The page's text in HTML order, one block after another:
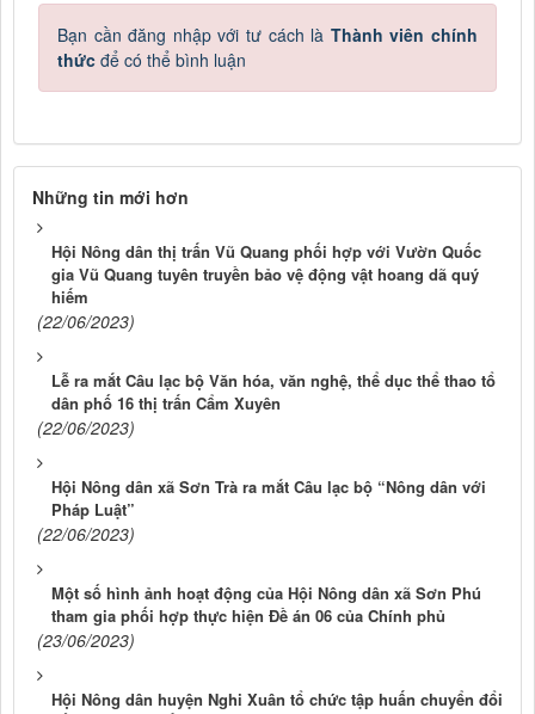
Bạn cần đăng nhập với tư cách là Thành viên chính
thức để có thể bình luận
Những tin mới hơn
Hội Nông dân thị trấn Vũ Quang phối hợp với Vườn Quốc
gia Vũ Quang tuyên truyền bảo vệ động vật hoang dã quý
hiếm
(22/06/2023)
Lễ ra mắt Câu lạc bộ Văn hóa, văn nghệ, thể dục thể thao tổ
dân phố 16 thị trấn Cẩm Xuyên
(22/06/2023)
Hội Nông dân xã Sơn Trà ra mắt Câu lạc bộ “Nông dân với
Pháp Luật”
(22/06/2023)
Một số hình ảnh hoạt động của Hội Nông dân xã Sơn Phú
tham gia phối hợp thực hiện Đề án 06 của Chính phủ
(23/06/2023)
Hội Nông dân huyện Nghi Xuân tổ chức tập huấn chuyển đổi